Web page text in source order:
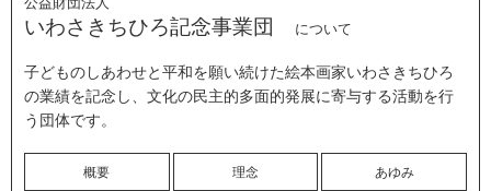
いわさきちひろ記念事業団 について
子どものしあわせと平和を願い続けた絵本画家いわさきちひろ
の業績を記念し、文化の民主的多面的発展に寄与する活動を行
う団体です。
概要 理念 あゆみ